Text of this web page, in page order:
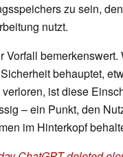
zu sein,
nutzt.
Vorfall bemerkenswert.
behauptet,
ist diese
– ein Punkt, den
im Hinterkopf